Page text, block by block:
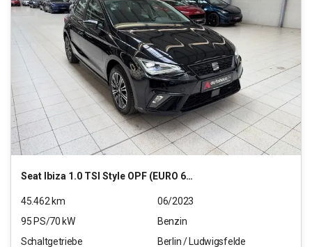
Seat Ibiza 1.0 TSI Style OPF (EURO 6d)
45.462 km
06/2023
95 PS/70 kW
Benzin
Schaltgetriebe
Berlin / Ludwigsfelde